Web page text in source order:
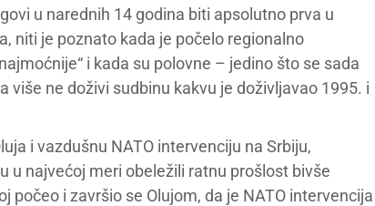
u narednih 14 godina biti apsolutno prva u
niti je poznato kada je počelo regionalno
i kada su polovne – jedino što se sada
više ne doživi sudbinu kakvu je doživljavao 1995. i
i vazdušnu NATO intervenciju na Srbiju,
u najvećoj meri obeležili ratnu prošlost bivše
i završio se Olujom, da je NATO intervencija